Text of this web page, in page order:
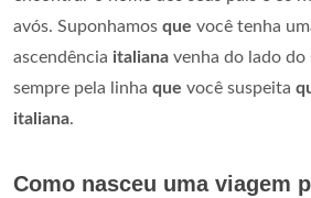
avós. Suponhamos que você tenha
ascendência italiana venha do lado do
sempre pela linha que você suspeita
italiana.
Como nasceu uma viagem